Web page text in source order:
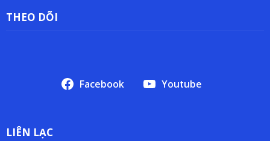
THEO DÕI
Facebook Youtube
LIÊN LẠC